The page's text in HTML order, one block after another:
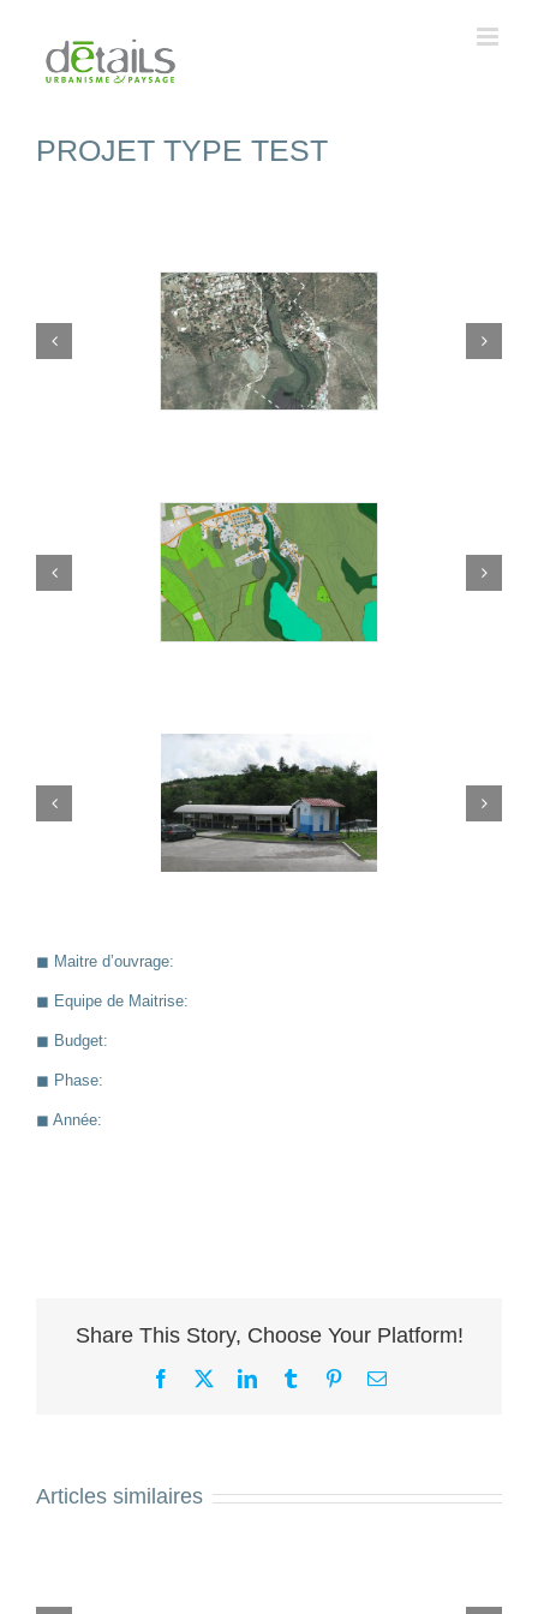
PROJET TYPE TEST
◼︎ Maitre d’ouvrage:
◼︎ Equipe de Maitrise:
◼︎ Budget:
◼︎ Phase:
◼︎ Année:
Share This Story, Choose Your Platform!
Facebook LinkedInTumblr PinterestEmail
Articles similaires